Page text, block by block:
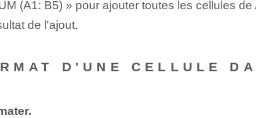
(A1: B5) » pour ajouter toutes les cellules de
de l'ajout.
D'UNE CELLULE